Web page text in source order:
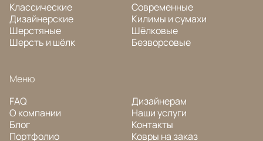
Классические
Дизайнерские
Шерстяные
Шерсть и шёлк
Современные
Килимы и сумахи
Шёлковые
Безворсовые
Меню
FAQ
О компании
Блог
Портфолио
Дизайнерам
Наши услуги
Контакты
Ковры на заказ